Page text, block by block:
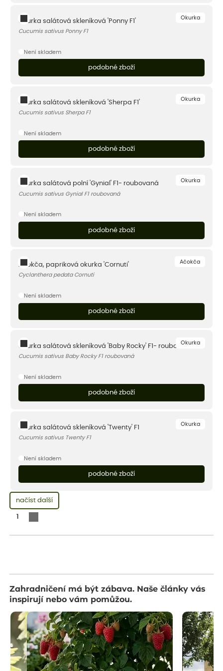
Okurka
Okurka salátová skleníková 'Ponny F1'
Cucumis sativus Ponny F1
Není skladem
podobné zboží
Okurka
Okurka salátová skleníková 'Sherpa F1'
Cucumis sativus Sherpa F1
Není skladem
podobné zboží
Okurka
Okurka salátová polní 'Gynial' F1- roubovaná
Cucumis sativus Gynial F1 roubovaná
Není skladem
podobné zboží
Ačokča
Ačokča, papriková okurka 'Cornuti'
Cyclanthera pedata Cornuti
Není skladem
podobné zboží
Okurka
Okurka salátová skleníková 'Baby Rocky' F1- roubovaná
Cucumis sativus Baby Rocky F1 roubovaná
Není skladem
podobné zboží
Okurka
Okurka salátová skleníková 'Twenty' F1
Cucumis sativus Twenty F1
Není skladem
podobné zboží
načíst další
Zahradničení má být zábava. Naše články vás
inspirují nebo vám pomůžou.